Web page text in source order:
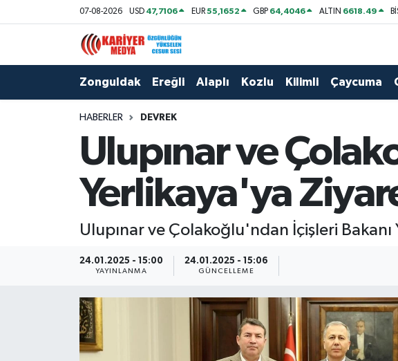
07-08-2026 USD 47,7106 EUR55,1652 GBP 64,4046 ALTIN 6618.49
Zonguldak Ereğli Alaplı Kozlu Kilimli Çaycuma
HABERLER DEVREK
Ulupınar ve
Yerlikaya'ya
Ulupınar ve Çolakoğlu'ndan İçişleri
24.01.2025 - 15:00
YAYINLANMA
24.01.2025 - 15:06
GÜNCELLEME
Zonguldak
Çaycuma
Gökçebey
Zonguldak Nöbetçi Eczaneler
Zonguldak Hava Durumu
Zonguldak Namaz Vakitleri
Zonguldak Trafik Yoğunluk Haritası
Puan Durumu ve Fikstür
Tüm Manşetler
Son Dakika Haberleri
Haber Arşivi